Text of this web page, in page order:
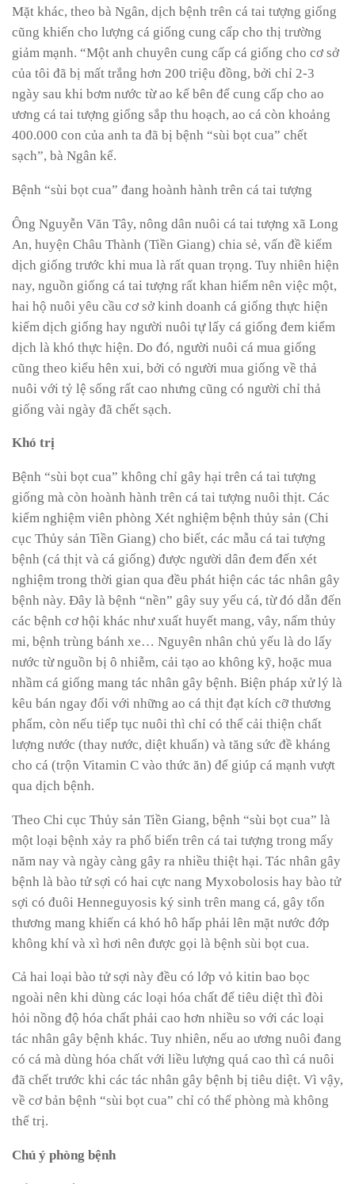
Mặt khác, theo bà Ngân, dịch bệnh trên cá tai tượng giống
cũng khiến cho lượng cá giống cung cấp cho thị trường
giảm mạnh. “Một anh chuyên cung cấp cá giống cho cơ sở
của tôi đã bị mất trắng hơn 200 triệu đồng, bởi chỉ 2-3
ngày sau khi bơm nước từ ao kế bên để cung cấp cho ao
ương cá tai tượng giống sắp thu hoạch, ao cá còn khoảng
400.000 con của anh ta đã bị bệnh “sùi bọt cua” chết
sạch”, bà Ngân kể.
Bệnh “sùi bọt cua” đang hoành hành trên cá tai tượng
Ông Nguyễn Văn Tây, nông dân nuôi cá tai tượng xã Long
An, huyện Châu Thành (Tiền Giang) chia sẻ, vấn đề kiểm
dịch giống trước khi mua là rất quan trọng. Tuy nhiên hiện
nay, nguồn giống cá tai tượng rất khan hiếm nên việc một,
hai hộ nuôi yêu cầu cơ sở kinh doanh cá giống thực hiện
kiểm dịch giống hay người nuôi tự lấy cá giống đem kiểm
dịch là khó thực hiện. Do đó, người nuôi cá mua giống
cũng theo kiểu hên xui, bởi có người mua giống về thả
nuôi với tỷ lệ sống rất cao nhưng cũng có người chỉ thả
giống vài ngày đã chết sạch.
Khó trị
Bệnh “sùi bọt cua” không chỉ gây hại trên cá tai tượng
giống mà còn hoành hành trên cá tai tượng nuôi thịt. Các
kiểm nghiệm viên phòng Xét nghiệm bệnh thủy sản (Chi
cục Thủy sản Tiền Giang) cho biết, các mẫu cá tai tượng
bệnh (cá thịt và cá giống) được người dân đem đến xét
nghiệm trong thời gian qua đều phát hiện các tác nhân gây
bệnh này. Đây là bệnh “nền” gây suy yếu cá, từ đó dẫn đến
các bệnh cơ hội khác như xuất huyết mang, vây, nấm thủy
mi, bệnh trùng bánh xe… Nguyên nhân chủ yếu là do lấy
nước từ nguồn bị ô nhiễm, cải tạo ao không kỹ, hoặc mua
nhầm cá giống mang tác nhân gây bệnh. Biện pháp xử lý là
kêu bán ngay đối với những ao cá thịt đạt kích cỡ thương
phẩm, còn nếu tiếp tục nuôi thì chỉ có thể cải thiện chất
lượng nước (thay nước, diệt khuẩn) và tăng sức đề kháng
cho cá (trộn Vitamin C vào thức ăn) để giúp cá mạnh vượt
qua dịch bệnh.
Theo Chi cục Thủy sản Tiền Giang, bệnh “sùi bọt cua” là
một loại bệnh xảy ra phổ biến trên cá tai tượng trong mấy
năm nay và ngày càng gây ra nhiều thiệt hại. Tác nhân gây
bệnh là bào tử sợi có hai cực nang Myxobolosis hay bào tử
sợi có đuôi Henneguyosis ký sinh trên mang cá, gây tổn
thương mang khiến cá khó hô hấp phải lên mặt nước đớp
không khí và xì hơi nên được gọi là bệnh sùi bọt cua.
Cả hai loại bào tử sợi này đều có lớp vỏ kitin bao bọc
ngoài nên khi dùng các loại hóa chất để tiêu diệt thì đòi
hỏi nồng độ hóa chất phải cao hơn nhiều so với các loại
tác nhân gây bệnh khác. Tuy nhiên, nếu ao ương nuôi đang
có cá mà dùng hóa chất với liều lượng quá cao thì cá nuôi
đã chết trước khi các tác nhân gây bệnh bị tiêu diệt. Vì vậy,
về cơ bản bệnh “sùi bọt cua” chỉ có thể phòng mà không
thể trị.
Chú ý phòng bệnh